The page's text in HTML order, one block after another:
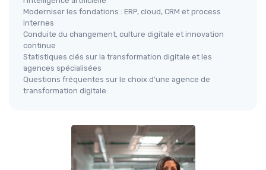
Moderniser les fondations : ERP, cloud, CRM et process
internes
Conduite du changement, culture digitale et innovation
continue
Statistiques clés sur la transformation digitale et les
agences spécialisées
Questions fréquentes sur le choix d’une agence de
transformation digitale